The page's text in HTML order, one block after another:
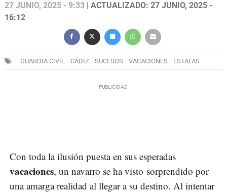
27 JUNIO, 2025 - 9:33 | ACTUALIZADO: 27 JUNIO, 2025 -
16:12
GUARDIA CIVIL CÁDIZ SUCESOS VACACIONES ESTAFAS
Con toda la ilusión puesta en sus esperadas
vacaciones, un navarro se ha visto sorprendido por
una amarga realidad al llegar a su destino. Al intentar